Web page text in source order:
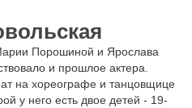
Порошиной и Ярослава
и прошлое актера.
на хореографе и танцовщице
у него есть двое детей - 19-